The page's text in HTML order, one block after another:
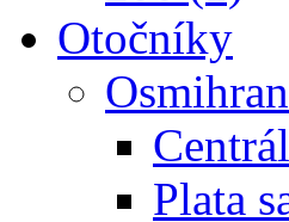
Otočníky
Plata